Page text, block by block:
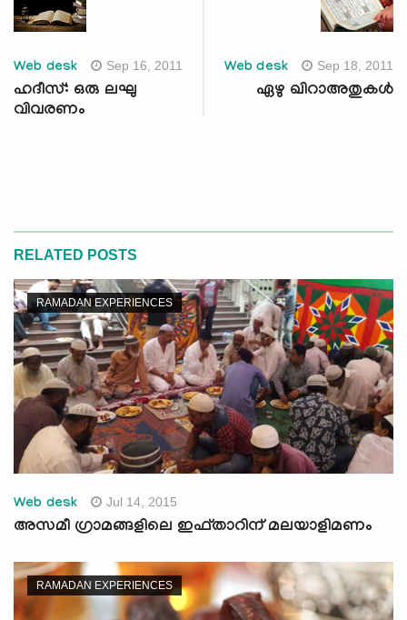
Web desk Sep 16, 2011
ഹദീസ്: ഒരു ലഘു
വിവരണം
Web desk Sep 18, 2011
ഏഴു ഖിറാഅതുകള്‍
RELATED POSTS
RAMADAN EXPERIENCES
Web desk Jul 14, 2015
അസമീ ഗ്രാമങ്ങളിലെ ഇഫ്താറിന് മലയാളിമണം
RAMADAN EXPERIENCES